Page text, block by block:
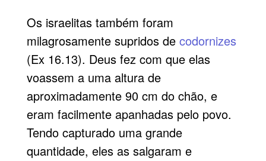
Os israelitas também foram
milagrosamente supridos de codornizes
(Ex 16.13). Deus fez com que elas
voassem a uma altura de
aproximadamente 90 cm do chão, e
eram facilmente apanhadas pelo povo.
Tendo capturado uma grande
quantidade, eles as salgaram e